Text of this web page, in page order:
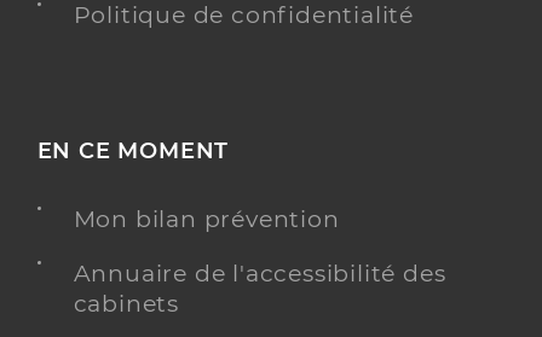
Politique de confidentialité
EN CE MOMENT
Mon bilan prévention
Annuaire de l'accessibilité des
cabinets